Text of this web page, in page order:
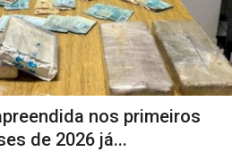
nos primeiros
de 2026 já...